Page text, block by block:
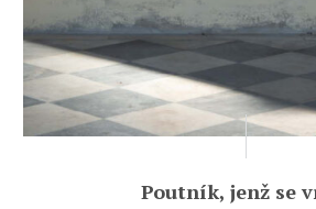
Poutník, jenž se